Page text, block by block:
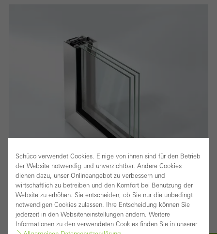
Fenêtre à vantail intégré à haute isolation
Schüco verwendet Cookies. Einige von ihnen sind für den Betrieb
der Website notwendig und unverzichtbar. Andere Cookies
dienen dazu, unser Onlineangebot zu verbessern und
wirtschaftlich zu betreiben und den Komfort bei Benutzung der
Website zu erhöhen. Sie entscheiden, ob Sie nur die unbedingt
notwendigen Cookies zulassen. Ihre Entscheidung können Sie
jederzeit in den Websiteneinstellungen ändern. Weitere
Informationen zu den verwendeten Cookies finden Sie in unserer